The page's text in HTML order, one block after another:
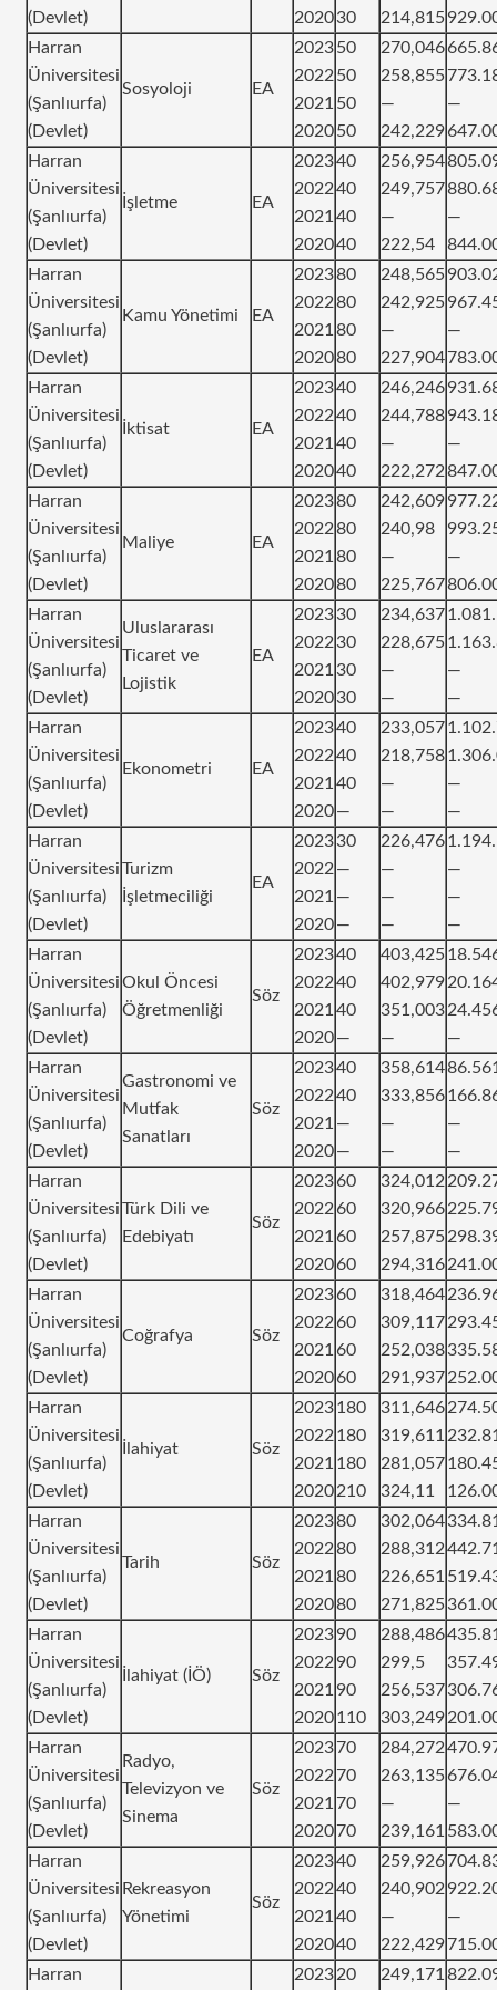
(Devlet)
202030
214,815
Harran
Üniversitesi
(Şanlıurfa)
(Devlet)
Sosyoloji EA
2023
2022
2021
2020
50
50
50
50
270,046
258,855
—
242,229
—
Harran
Üniversitesi
(Şanlıurfa)
(Devlet)
İşletme EA
2023
2022
2021
2020
40
40
40
40
256,954
249,757
—
222,54
—
Harran
Üniversitesi
(Şanlıurfa)
(Devlet)
Kamu Yönetimi EA
2023
2022
2021
2020
80
80
80
80
248,565
242,925
—
227,904
—
Harran
Üniversitesi
(Şanlıurfa)
(Devlet)
İktisat EA
2023
2022
2021
2020
40
40
40
40
246,246
244,788
—
222,272
—
Harran
Üniversitesi
(Şanlıurfa)
(Devlet)
Maliye EA
2023
2022
2021
2020
80
80
80
80
242,609
240,98
—
225,767
—
Harran
Üniversitesi
(Şanlıurfa)
(Devlet)
Uluslararası
Ticaret ve
Lojistik
EA
2023
2022
2021
2020
30
30
30
30
234,637
228,675
—
—
—
—
Harran
Üniversitesi
(Şanlıurfa)
(Devlet)
Ekonometri EA
2023
2022
2021
2020
40
40
40
—
233,057
218,758
—
—
—
—
Harran
Üniversitesi
(Şanlıurfa)
(Devlet)
Turizm
İşletmeciliği
EA
2023
2022
2021
2020
30
—
—
—
226,476
—
—
—
—
—
—
Harran
Üniversitesi
(Şanlıurfa)
(Devlet)
Okul Öncesi
Öğretmenliği
Söz
2023
2022
2021
2020
40
40
40
—
403,425
402,979
351,003
—
—
Harran
Üniversitesi
(Şanlıurfa)
(Devlet)
Gastronomi ve
Mutfak
Sanatları
Söz
2023
2022
2021
2020
40
40
—
—
358,614
333,856
—
—
—
—
Harran
Üniversitesi
(Şanlıurfa)
(Devlet)
Türk Dili ve
Edebiyatı
Söz
2023
2022
2021
2020
60
60
60
60
324,012
320,966
257,875
294,316
Harran
Üniversitesi
(Şanlıurfa)
(Devlet)
Coğrafya Söz
2023
2022
2021
2020
60
60
60
60
318,464
309,117
252,038
291,937
Harran
Üniversitesi
(Şanlıurfa)
(Devlet)
İlahiyat Söz
2023
2022
2021
2020
180
180
180
210
311,646
319,611
281,057
324,11
Harran
Üniversitesi
(Şanlıurfa)
(Devlet)
Tarih Söz
2023
2022
2021
2020
80
80
80
80
302,064
288,312
226,651
271,825
Harran
Üniversitesi
(Şanlıurfa)
(Devlet)
İlahiyat (İÖ) Söz
2023
2022
2021
2020
90
90
90
110
288,486
299,5
256,537
303,249
Harran
Üniversitesi
(Şanlıurfa)
(Devlet)
Radyo,
Televizyon ve
Sinema
Söz
2023
2022
2021
2020
70
70
70
70
284,272
263,135
—
239,161
—
Harran
Üniversitesi
(Şanlıurfa)
(Devlet)
Rekreasyon
Yönetimi
Söz
2023
2022
2021
2020
40
40
40
40
259,926
240,902
—
222,429
—
Harran
2023 20 249,171